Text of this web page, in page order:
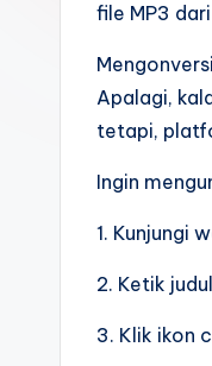
file MP3
Apalagi,
tetapi,
Ingin
1. Kunjungi
2. Ketik
3. Klik ikon